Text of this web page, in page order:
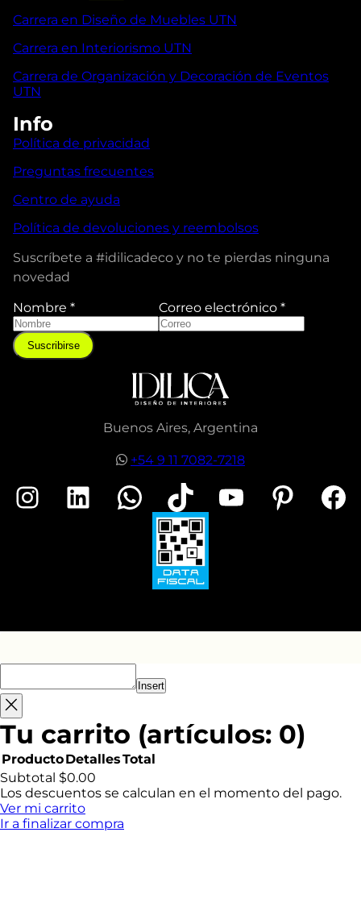
Carrera en Diseño de Muebles UTN
Carrera en Interiorismo UTN
Carrera de Organización y Decoración de Eventos
UTN
Info
Política de privacidad
Preguntas frecuentes
Centro de ayuda
Política de devoluciones y reembolsos
Suscríbete a #idilicadeco y no te pierdas ninguna
novedad
Nombre *
C
o
r
r
ó
b
Correo electrónico *
Suscribirse
Buenos Aires, Argentina
+54 9 11 7082-7218
Instagram LinkedIn WhatsApp TikTok YouTube Pinterest Facebook
Insert
Tu carrito (artículos: 0)
Productos
del
ProductoDetallesTotal
Subtotal $0.00
Los descuentos se calculan en el momento del pago.
Ver mi carrito
Ir a finalizar compra